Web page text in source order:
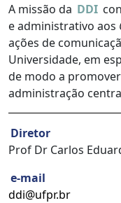
A missão da DDI
e administrativo aos
ações de
Universidade, em
de modo a
administração
Diretor
Prof Dr Carlos
e-mail
ddi@ufpr.br